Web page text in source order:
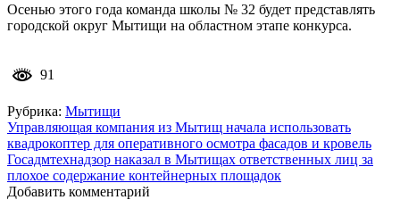
Осенью этого года команда школы № 32 будет представлять
городской округ Мытищи на областном этапе конкурса.
91
Рубрика: Мытищи
Навигация
по
записям
Управляющая компания из Мытищ начала использовать
квадрокоптер для оперативного осмотра фасадов и кровель
Госадмтехнадзор наказал в Мытищах ответственных лиц за
плохое содержание контейнерных площадок
Добавить комментарий